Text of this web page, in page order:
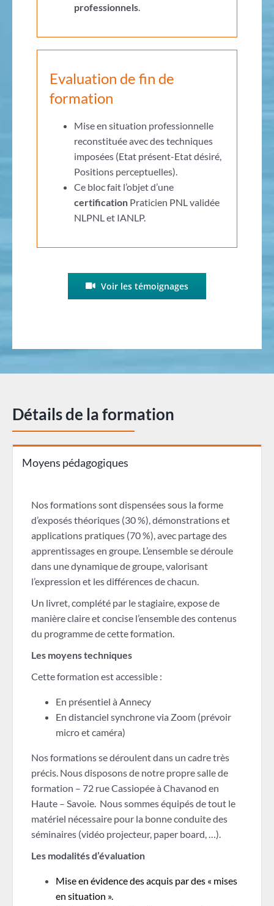
professionnels.
Evaluation de fin de
formation
Mise en situation professionnelle
reconstituée avec des techniques
imposées (Etat présent-Etat désiré,
Positions perceptuelles).
Ce bloc fait l’objet d’une
certificationPraticien PNL validée
NLPNL et IANLP.
Voir les témoignages
Détails de la formation
Moyens pédagogiques
Nos formations sont dispensées sous la forme
d’exposés théoriques (30 %), démonstrations et
applications pratiques (70 %), avec partage des
apprentissages en groupe. L’ensemble se déroule
dans une dynamique de groupe, valorisant
l’expression et les différences de chacun.
Un livret, complété par le stagiaire, expose de
manière claire et concise l’ensemble des contenus
du programme de cette formation.
Les moyens techniques
Cette formation est accessible :
En présentiel à Annecy
En distanciel synchrone via Zoom (prévoir
micro et caméra)
Nos formations se déroulent dans un cadre très
précis. Nous disposons de notre propre salle de
formation – 72 rue Cassiopée à Chavanod en
Haute – Savoie. Nous sommes équipés de tout le
matériel nécessaire pour la bonne conduite des
séminaires (vidéo projecteur, paper board, …).
Les modalités d’évaluation
Mise en évidence des acquis par des « mises
en situation ».